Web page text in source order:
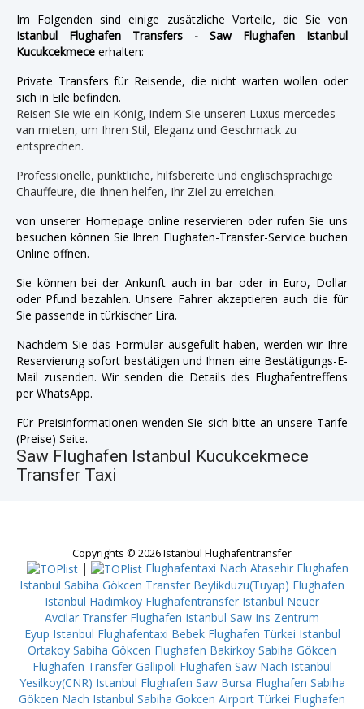
Im Folgenden sind einige zusätzliche Vorteile, die Sie von
Istanbul Flughafen Transfers - Saw Flughafen Istanbul
Kucukcekmece erhalten:
Private Transfers für Reisende, die nicht warten wollen oder
sich in Eile befinden.
Reisen Sie wie ein König, indem Sie unseren Luxus mercedes
van mieten, um Ihren Stil, Eleganz und Geschmack zu
entsprechen.
Professionelle, pünktliche, hilfsbereite und englischsprachige
Chauffeure, die Ihnen helfen, Ihr Ziel zu erreichen.
von unserer Homepage online reservieren oder rufen Sie uns
besuchen können Sie Ihren Flughafen-Transfer-Service buchen
Online öffnen.
Sie können bei der Ankunft auch in bar oder in Euro, Dollar
oder Pfund bezahlen. Unsere Fahrer akzeptieren auch die für
Sie passende in türkischer Lira.
Nachdem Sie das Formular ausgefüllt haben, werden wir Ihre
Reservierung sofort bestätigen und Ihnen eine Bestätigungs-E-
Mail zusenden. Wir senden die Details des Flughafentreffens
per WhatsApp.
Für Preisinformationen wenden Sie sich bitte an unsere Tarife
(Preise) Seite.
Saw Flughafen Istanbul Kucukcekmece
Transfer Taxi
Copyrights © 2026 Istanbul Flughafentransfer
| Flughafentaxi Nach Atasehir Flughafen
Istanbul Sabiha Gökcen Transfer Beylikduzu(Tuyap) Flughafen
Istanbul Hadimköy Flughafentransfer Istanbul Neuer
Avcilar Transfer Flughafen Istanbul Saw Ins Zentrum
Eyup Istanbul Flughafentaxi Bebek Flughafen Türkei Istanbul
Ortakoy Sabiha Gökcen Flughafen Bakirkoy Sabiha Gökcen
Flughafen Transfer Gallipoli Flughafen Saw Nach Istanbul
Yesilkoy(CNR) Istanbul Flughafen Saw Bursa Flughafen Sabiha
Gökcen Nach Istanbul Sabiha Gokcen Airport Türkei Flughafen